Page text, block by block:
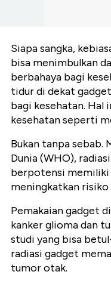
Siapa sangka,
bisa menimbulkan
berbahaya bagi
tidur di dekat
bagi kesehatan. Hal
kesehatan seperti
Bukan tanpa sebab.
Dunia (WHO),
berpotensi
meningkatkan risiko
Pemakaian gadget
kanker glioma dan
studi yang bisa
radiasi gadget
tumor otak.